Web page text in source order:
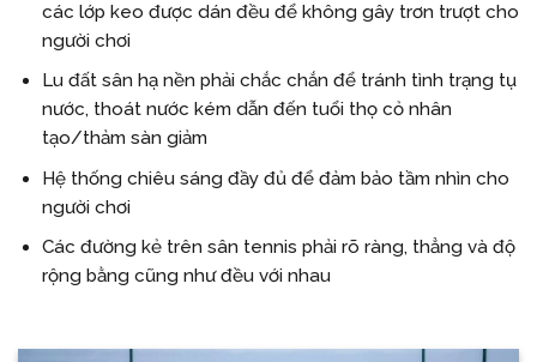
các lớp keo được dán đều để không gây trơn trượt cho
người chơi
Lu đất sân hạ nền phải chắc chắn để tránh tình trạng tụ
nước, thoát nước kém dẫn đến tuổi thọ cỏ nhân
tạo/thảm sàn giảm
Hệ thống chiêu sáng đầy đủ để đảm bảo tầm nhìn cho
người chơi
Các đường kẻ trên sân tennis phải rõ ràng, thẳng và độ
rộng bằng cũng như đều với nhau